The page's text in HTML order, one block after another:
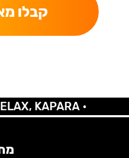
קבלו
KAPARA •